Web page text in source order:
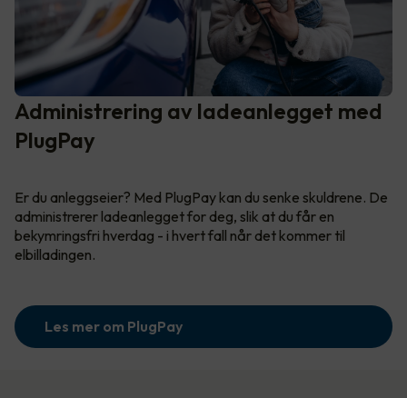
Administrering av ladeanlegget med
PlugPay
Er du anleggseier? Med PlugPay kan du senke skuldrene. De
administrerer ladeanlegget for deg, slik at du får en
bekymringsfri hverdag - i hvert fall når det kommer til
elbilladingen.
Les mer om PlugPay